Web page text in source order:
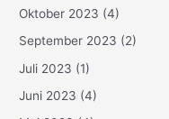
Oktober 2023 (4)
September 2023 (2)
Juli 2023 (1)
Juni 2023 (4)